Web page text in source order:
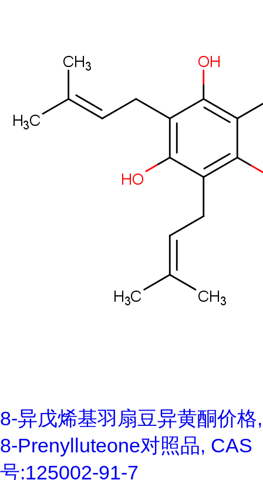
8-异戊烯基羽扇豆异黄酮价格,
8-Prenylluteone对照品, CAS
号:125002-91-7